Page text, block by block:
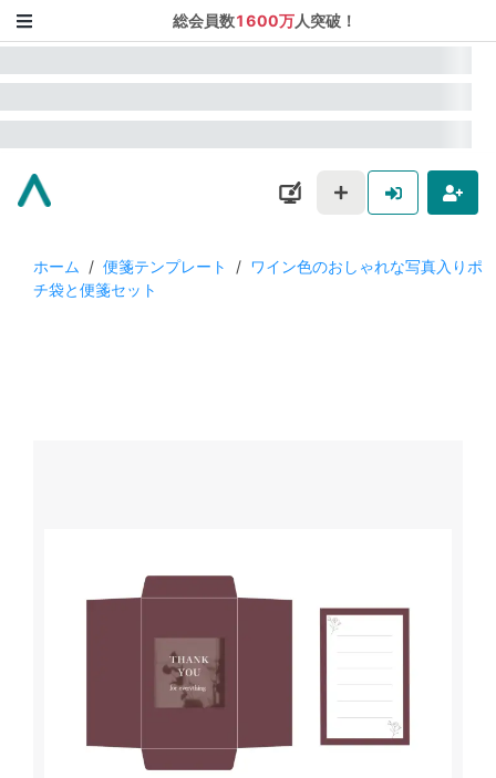
総会員数1600万人突破！
ホーム / 便箋テンプレート / ワイン色のおしゃれな写真入りポ
チ袋と便箋セット